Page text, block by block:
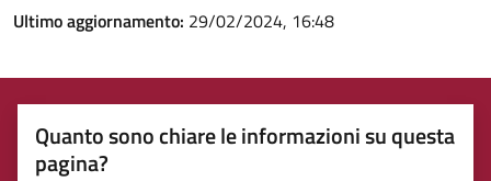
Ultimo aggiornamento: 29/02/2024, 16:48
Quanto sono chiare le informazioni su questa
pagina?